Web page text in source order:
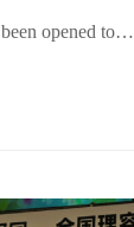
opened to…